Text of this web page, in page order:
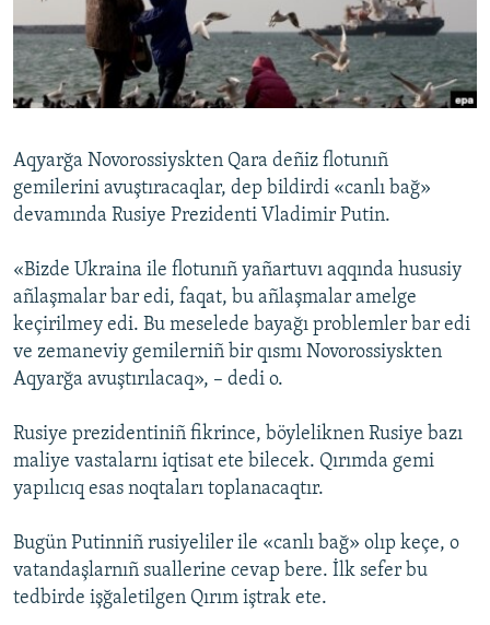
Русский
Українською
Aqyarğa Novorossiyskten Qara deñiz flotunıñ
gemilerini avuştıracaqlar, dep bildirdi «canlı bağ»
devamında Rusiye Prezidenti Vladimir Putin.
«Bizde Ukraina ile flotunıñ yañartuvı aqqında hususiy
añlaşmalar bar edi, faqat, bu añlaşmalar amelge
keçirilmey edi. Bu meselede bayağı problemler bar edi
ve zemaneviy gemilerniñ bir qısmı Novorossiyskten
Aqyarğa avuştırılacaq», – dedi o.
Rusiye prezidentiniñ fikrince, böyleliknen Rusiye bazı
maliye vastalarnı iqtisat ete bilecek. Qırımda gemi
yapılıcıq esas noqtaları toplanacaqtır.
Bugün Putinniñ rusiyeliler ile «canlı bağ» olıp keçe, o
vatandaşlarnıñ suallerine cevap bere. İlk sefer bu
tedbirde işğaletilgen Qırım iştrak ete.